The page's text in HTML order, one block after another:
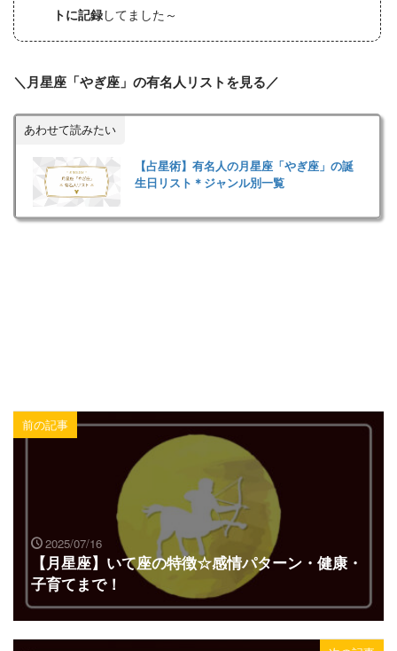
トに記録してました～
＼月星座「やぎ座」の有名人リストを見る／
あわせて読みたい
【占星術】有名人の月星座「やぎ座」の誕
生日リスト＊ジャンル別一覧
前の記事
2025/07/16
【月星座】いて座の特徴☆感情パターン・健康・
子育てまで！